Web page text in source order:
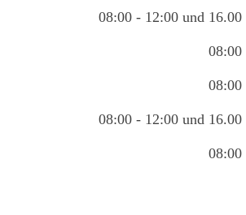
08:00 - 12:00 und 16.00
08:00
08:00
08:00 - 12:00 und 16.00
08:00